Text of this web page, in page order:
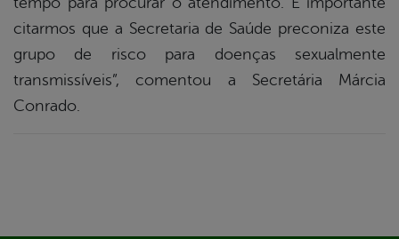
citarmos que a Secretaria de Saúde preconiza este
grupo de risco para doenças sexualmente
transmissíveis”, comentou a Secretária Márcia
Conrado.